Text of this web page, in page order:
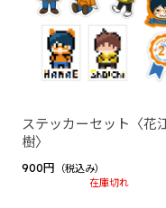
しるこ（BinTRoLL）
siruko Fanmeeting
屋～
siruko Fanmeeting
siruko Fanmeeting
ステッカーセット〈花
樹〉
900円 （税込み）
在庫切れ